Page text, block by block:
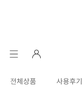
전체상품 사용후기